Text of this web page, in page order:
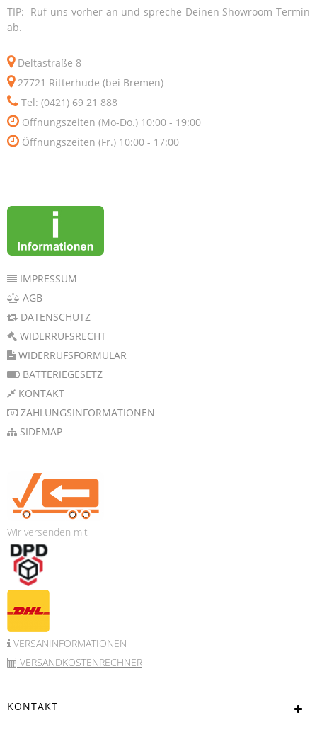
TIP: Ruf uns vorher an und spreche Deinen Showroom Termin
ab.
Deltastraße 8
27721 Ritterhude (bei Bremen)
Tel: (0421) 69 21 888
Öffnungszeiten (Mo-Do.) 10:00 - 19:00
Öffnungszeiten (Fr.) 10:00 - 17:00
IMPRESSUM
AGB
DATENSCHUTZ
WIDERRUFSRECHT
WIDERRUFSFORMULAR
BATTERIEGESETZ
KONTAKT
ZAHLUNGSINFORMATIONEN
SIDEMAP
Wir versenden mit
VERSANINFORMATIONEN
VERSANDKOSTENRECHNER
KONTAKT